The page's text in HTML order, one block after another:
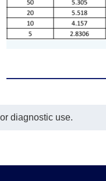
1 bottle (60 mL)
1 bottle (10 mL)
diagnostic use.